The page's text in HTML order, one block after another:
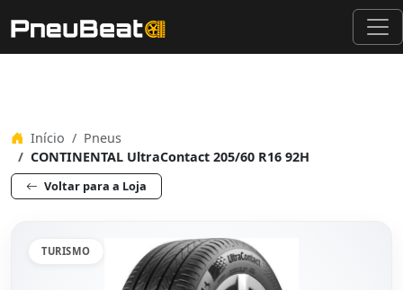
Início
Pneus
CONTINENTAL UltraContact 205/60 R16 92H
Voltar para a Loja
TURISMO